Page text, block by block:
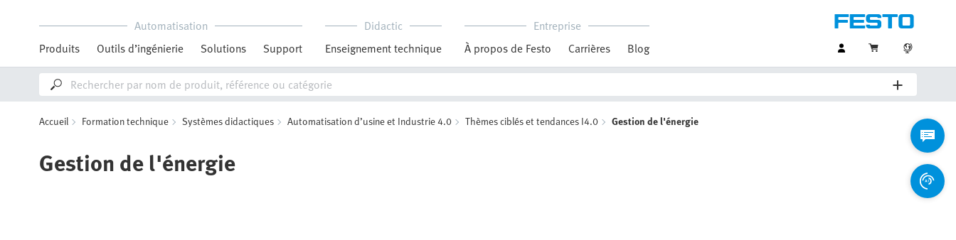
Automatisation
Produits
Outils d’ingénierie Solutions Support
Didactic
Enseignement technique
Entreprise
À propos de Festo
Carrières Blog
Accueil Formation technique Systèmes didactiques Automatisation d’usine et Industrie 4.0 Thèmes ciblés et tendances I4.0 Gestion de l'énergie
Gestion de l'énergie